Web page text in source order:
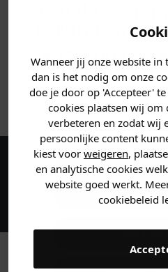
Wanneer jij onze website
dan is het nodig om onze
doe je door op 'Accepteer'
cookies plaatsen wij om
verbeteren en zodat wij
persoonlijke content
kiest voor weigeren,
en analytische cookies
website goed werkt.
cookiebeleid
MATERIAAL &
ANDERE BESTELDEN
Maak een account
korting op je
korting
Vertel ons
zoek bent en
jouwkorting.
Heren
Dames
Kids